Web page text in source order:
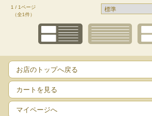
1 / 1ページ
（全1件）
お店のトップへ戻る
カートを見る
マイページへ